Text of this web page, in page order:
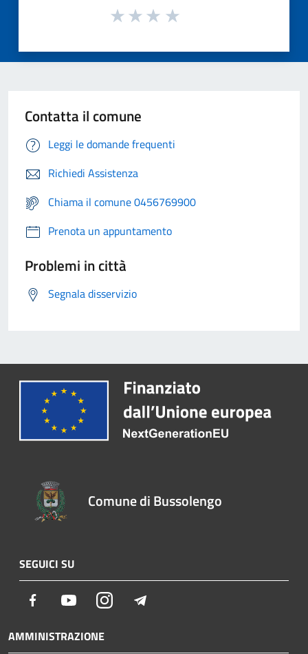
Contatta il comune
Leggi le domande frequenti
Richiedi Assistenza
Chiama il comune 0456769900
Prenota un appuntamento
Problemi in città
Segnala disservizio
Comune di Bussolengo
SEGUICI SU
Facebook YoutubeInstagram
AMMINISTRAZIONE